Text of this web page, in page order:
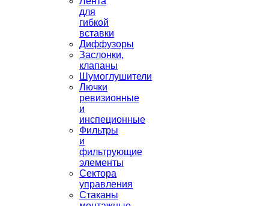
для
гибкой
вставки
Диффузоры
Заслонки,
клапаны
Шумоглушители
Лючки
ревизионные
и
инспеционные
Фильтры
и
фильтрующие
элементы
Сектора
управления
Стаканы